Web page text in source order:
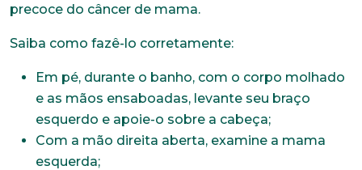
precoce do câncer de mama.
Saiba como fazê-lo corretamente:
Em pé, durante o banho, com o corpo molhado
e as mãos ensaboadas, levante seu braço
esquerdo e apoie-o sobre a cabeça;
Com a mão direita aberta, examine a mama
esquerda;